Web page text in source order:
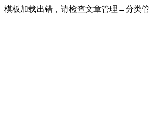
模板加载出错，请检查文章管理→分类